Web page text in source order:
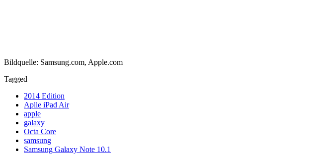
Bildquelle: Samsung.com, Apple.com
Tagged
2014 Edition
Aplle iPad Air
apple
galaxy
Octa Core
samsung
Samsung Galaxy Note 10.1